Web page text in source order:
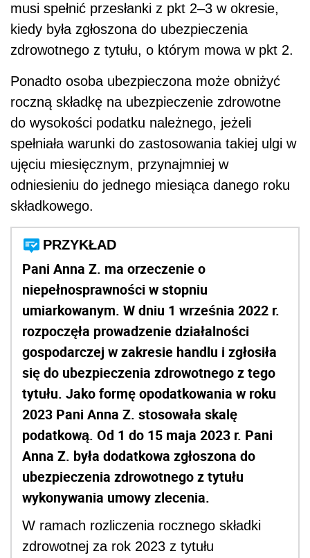
musi spełnić przesłanki z pkt 2–3 w okresie,
kiedy była zgłoszona do ubezpieczenia
zdrowotnego z tytułu, o którym mowa w pkt 2.
Ponadto osoba ubezpieczona może obniżyć
roczną składkę na ubezpieczenie zdrowotne
do wysokości podatku należnego, jeżeli
spełniała warunki do zastosowania takiej ulgi w
ujęciu miesięcznym, przynajmniej w
odniesieniu do jednego miesiąca danego roku
składkowego.
PRZYKŁAD
Pani Anna Z. ma orzeczenie o
niepełnosprawności w stopniu
umiarkowanym. W dniu 1 września 2022 r.
rozpoczęła prowadzenie działalności
gospodarczej w zakresie handlu i zgłosiła
się do ubezpieczenia zdrowotnego z tego
tytułu. Jako formę opodatkowania w roku
2023 Pani Anna Z. stosowała skalę
podatkową. Od 1 do 15 maja 2023 r. Pani
Anna Z. była dodatkowa zgłoszona do
ubezpieczenia zdrowotnego z tytułu
wykonywania umowy zlecenia.
W ramach rozliczenia rocznego składki
zdrowotnej za rok 2023 z tytułu